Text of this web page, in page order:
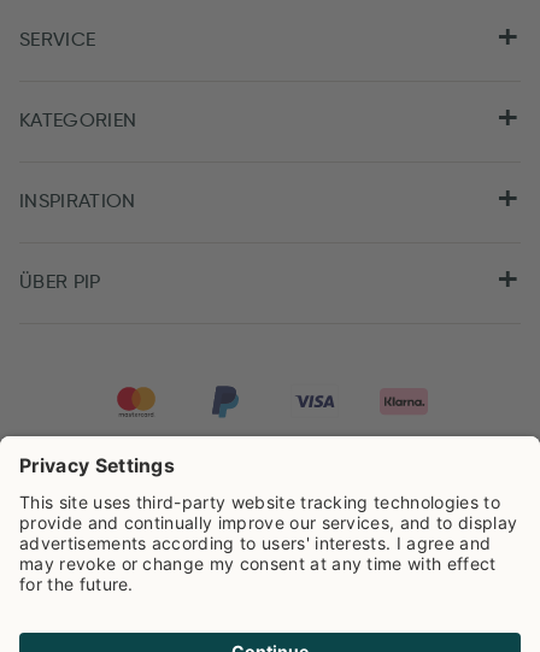
SERVICE
KATEGORIEN
INSPIRATION
ÜBER PIP
auf der Grundlage von8.955Rezensionen ausgezeichnet.